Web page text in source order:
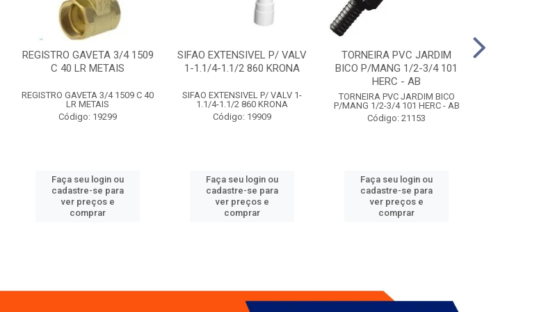
REGISTRO GAVETA 3/4 1509
C 40 LR METAIS
REGISTRO GAVETA 3/4 1509 C 40
LR METAIS
Código: 19299
Faça seu login ou
cadastre-se para
ver preços e
comprar
SIFAO EXTENSIVEL P/ VALV
1-1.1/4-1.1/2 860 KRONA
SIFAO EXTENSIVEL P/ VALV 1-
1.1/4-1.1/2 860 KRONA
Código: 19909
Faça seu login ou
cadastre-se para
ver preços e
comprar
TORNEIRA PVC JARDIM
BICO P/MANG 1/2-3/4 101
HERC - AB
TORNEIRA PVC JARDIM BICO
P/MANG 1/2-3/4 101 HERC - AB
Código: 21153
Faça seu login ou
cadastre-se para
ver preços e
comprar